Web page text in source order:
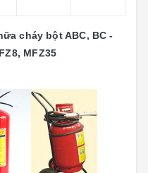
cháy bột ABC, BC -
MFZ35